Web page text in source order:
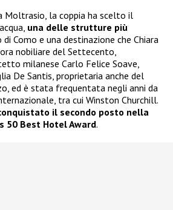
Moltrasio, la coppia ha scelto il
una delle strutture più
Como e una destinazione che Chiara
nobiliare del Settecento,
milanese Carlo Felice Soave,
De Santis, proprietaria anche del
ed è stata frequentata negli anni da
tra cui Winston Churchill.
il secondo posto nella
50 Best Hotel Award.